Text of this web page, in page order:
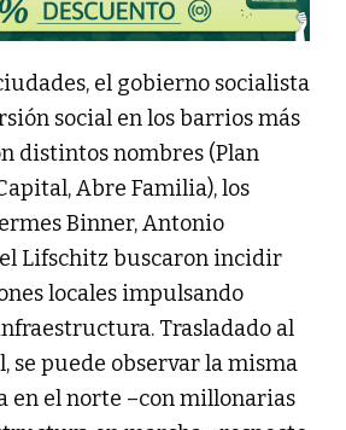
el gobierno socialista
social en los barrios más
distintos nombres (Plan
Abre Familia), los
Binner, Antonio
Lifschitz buscaron incidir
locales impulsando
Trasladado al
se puede observar la misma
en el norte –con millonarias